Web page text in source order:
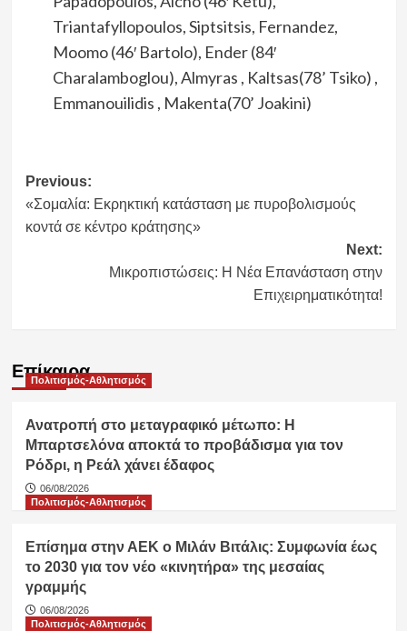
Triantafyllopoulos, Siptsitsis, Fernandez,
Moomo (46′ Bartolo), Ender (84′
Charalamboglou), Almyras , Kaltsas(78’ Tsiko) ,
Emmanouilidis , Makenta(70’ Joakini)
Post
navigation
Previous:
«Σομαλία: Εκρηκτική κατάσταση με πυροβολισμούς
κοντά σε κέντρο κράτησης»
Next:
Μικροπιστώσεις: Η Νέα Επανάσταση στην
Επιχειρηματικότητα!
Επίκαιρα
Πολιτισμός-Αθλητισμός
Ανατροπή στο μεταγραφικό μέτωπο: Η
Μπαρτσελόνα αποκτά το προβάδισμα για τον
Ρόδρι, η Ρεάλ χάνει έδαφος
06/08/2026
Πολιτισμός-Αθλητισμός
Επίσημα στην ΑΕΚ ο Μιλάν Βιτάλις: Συμφωνία έως
το 2030 για τον νέο «κινητήρα» της μεσαίας
γραμμής
06/08/2026
Πολιτισμός-Αθλητισμός